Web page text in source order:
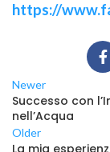
https://
Newer
Successo con
nell’Acqua
Older
La mia